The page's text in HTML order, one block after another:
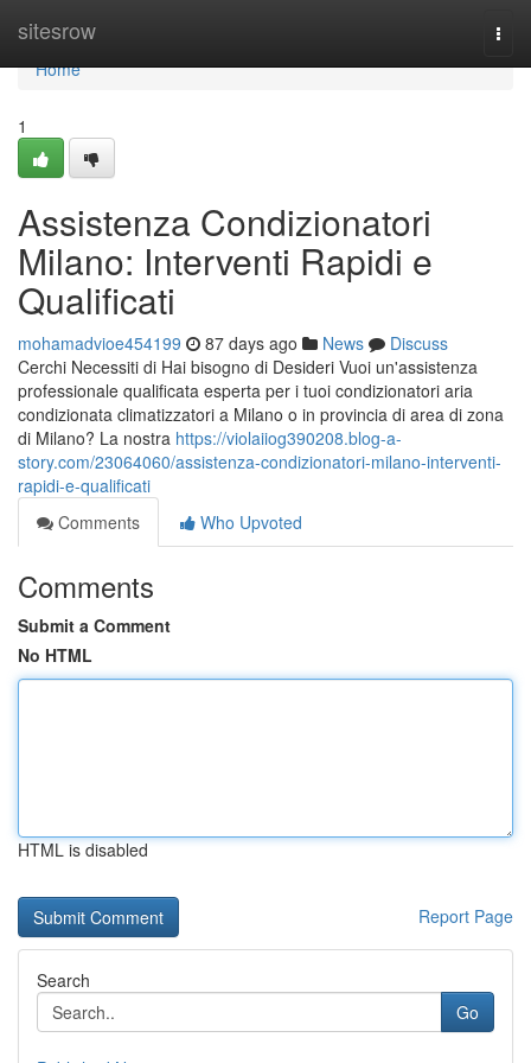
sitesrow
Home
Home
1
Assistenza Condizionatori
Milano: Interventi Rapidi e
Qualificati
mohamadvioe454199 87 days ago News
Discuss
Cerchi Necessiti di Hai bisogno di Desideri Vuoi un'assistenza
professionale qualificata esperta per i tuoi condizionatori aria
condizionata climatizzatori a Milano o in provincia di area di zona
di Milano? La nostra https://violaiiog390208.blog-a-
story.com/23064060/assistenza-condizionatori-milano-interventi-
rapidi-e-qualificati
Comments
Who Upvoted
Comments
Submit a Comment
No HTML
HTML is disabled
Report Page
Search
Go